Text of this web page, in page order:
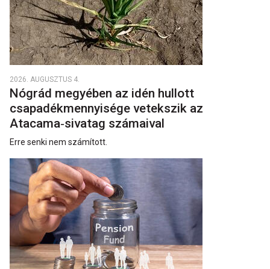
2026. AUGUSZTUS 4.
Nógrád megyében az idén hullott
csapadékmennyisége vetekszik az
Atacama‑sivatag számaival
Erre senki nem számított.